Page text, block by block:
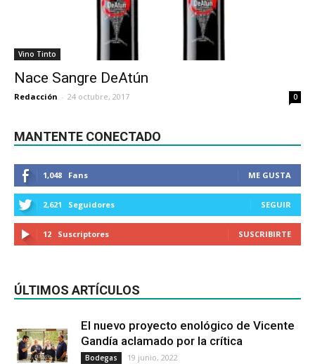
Vino Tinto
Nace Sangre DeAtún
Redacción - 24 octubre, 2017 0
MANTENTE CONECTADO
1,048 Fans ME GUSTA
2,621 Seguidores SEGUIR
12 Suscriptores SUSCRIBIRTE
ÚLTIMOS ARTÍCULOS
El nuevo proyecto enológico de Vicente
Gandía aclamado por la crítica
Bodegas 19 junio, 2022